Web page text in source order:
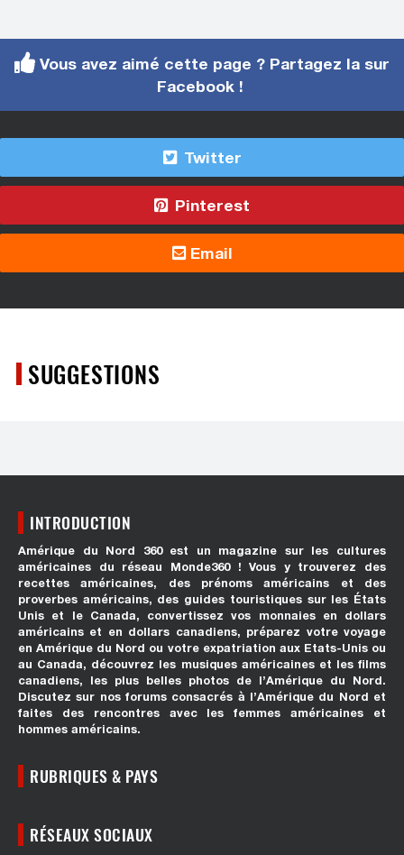
Vous avez aimé cette page ? Partagez la sur
Facebook !
Twitter
Pinterest
Email
SUGGESTIONS
INTRODUCTION
Amérique du Nord 360 est un magazine sur les cultures
américaines du réseau Monde360 ! Vous y trouverez des
recettes américaines, des prénoms américains et des
proverbes américains, des guides touristiques sur les États
Unis et le Canada, convertissez vos monnaies en dollars
américains et en dollars canadiens, préparez votre voyage
en Amérique du Nord ou votre expatriation aux Etats-Unis ou
au Canada, découvrez les musiques américaines et les films
canadiens, les plus belles photos de l’Amérique du Nord.
Discutez sur nos forums consacrés à l’Amérique du Nord et
faites des rencontres avec les femmes américaines et
hommes américains.
RUBRIQUES & PAYS
RÉSEAUX SOCIAUX